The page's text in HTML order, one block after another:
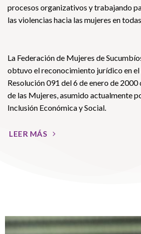
procesos organizativos y trabajando
las violencias hacia las mujeres en
La Federación de Mujeres de
obtuvo el reconocimiento jurídico en el
Resolución 091 del 6 de enero de
de las Mujeres, asumido actualmente
Inclusión Económica y Social.
LEER MÁS